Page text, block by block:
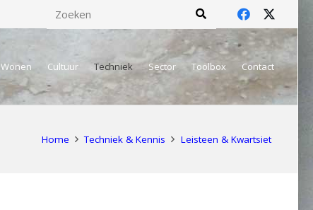
Wonen Cultuur Techniek Sector Toolbox Contact
Home Techniek & Kennis Leisteen & Kwartsiet